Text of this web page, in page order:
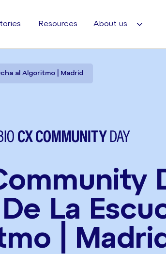
Resources About us
al Algoritmo | Madrid
La
| Madrid